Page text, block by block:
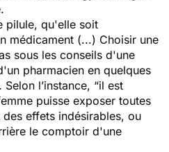
pilule, qu'elle soit
médicament (...) Choisir une
sous les conseils d'une
pharmacien en quelques
l’instance, “il est
puisse exposer toutes
effets indésirables, ou
le comptoir d'une